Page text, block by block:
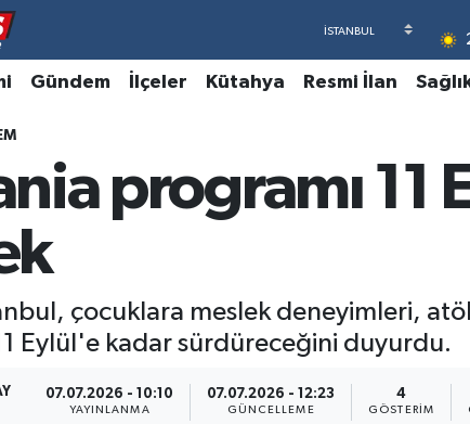
Gündem İlçeler Kütahya Resmi İlan
programı
çocuklara meslek deneyimleri,
Eylül'e kadar sürdüreceğini duyurdu.
07.07.2026 - 10:10
YAYINLANMA
07.07.2026 - 12:23
GÜNCELLEME
4
GÖSTERIM
Fikstür